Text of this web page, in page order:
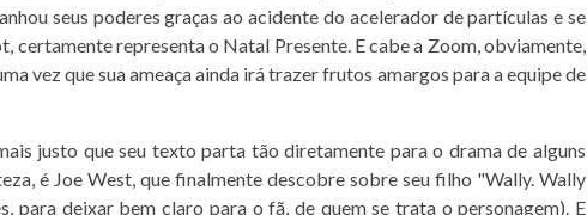
seus poderes graças ao acidente do acelerador de partículas e se
certamente representa o Natal Presente. E cabe a Zoom, obviamente,
vez que sua ameaça ainda irá trazer frutos amargos para a equipe de
justo que seu texto parta tão diretamente para o drama de alguns
é Joe West, que finalmente descobre sobre seu filho "Wally. Wally
para deixar bem claro para o fã, de quem se trata o personagem). E